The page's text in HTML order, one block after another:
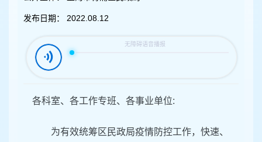
发布日期： 2022.08.12
各科室、各工作专班、各事业单位:
为有效统筹区民政局疫情防控工作，快速、